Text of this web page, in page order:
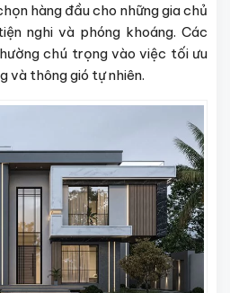
hàng đầu cho những gia chủ
nghi và phóng khoáng. Các
chú trọng vào việc tối ưu
và thông gió tự nhiên.